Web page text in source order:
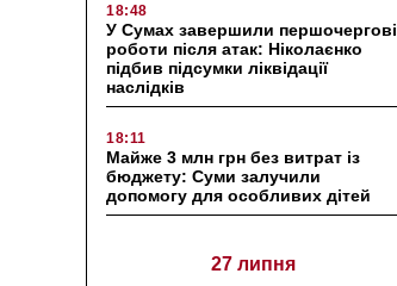
18:48
У Сумах завершили першочергові
роботи після атак: Ніколаєнко
підбив підсумки ліквідації
наслідків
18:11
Майже 3 млн грн без витрат із
бюджету: Суми залучили
допомогу для особливих дітей
27 липня